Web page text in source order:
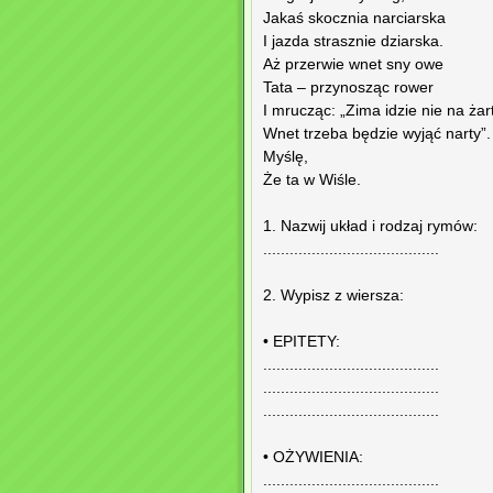
Jakaś skocznia narciarska
I jazda strasznie dziarska.
Aż przerwie wnet sny owe
Tata – przynosząc rower
I mrucząc: „Zima idzie nie na
Wnet trzeba będzie wyjąć narty”.
Myślę,
Że ta w Wiśle.
1. Nazwij układ i rodzaj rymów:
........................................
2. Wypisz z wiersza:
• EPITETY:
........................................
........................................
........................................
• OŻYWIENIA:
........................................